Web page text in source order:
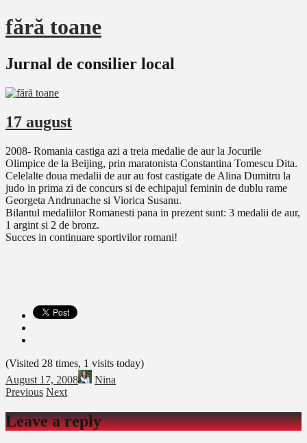
fără toane
Jurnal de consilier local
17 august
2008- Romania castiga azi a treia medalie de aur la Jocurile
Olimpice de la Beijing, prin maratonista Constantina Tomescu Dita.
Celelalte doua medalii de aur au fost castigate de Alina Dumitru la
judo in prima zi de concurs si de echipajul feminin de dublu rame
Georgeta Andrunache si Viorica Susanu.
Bilantul medaliilor Romanesti pana in prezent sunt: 3 medalii de aur,
1 argint si 2 de bronz.
Succes in continuare sportivilor romani!
(Visited 28 times, 1 visits today)
August 17, 2008
Nina
Previous Next
Leave a reply